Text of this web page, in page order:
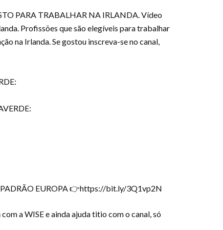
PARA TRABALHAR NA IRLANDA. Vídeo
Profissões que são elegíveis para trabalhar
na Irlanda. Se gostou inscreva-se no canal,
EUROPA 👉https://bit.ly/3Q1vp2N
a WISE e ainda ajuda titio com o canal, só